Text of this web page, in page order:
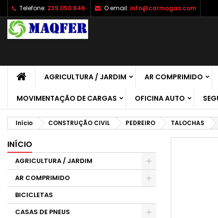
Telefone: 239 050 846 O email: info@carmogas.com
AGRICULTURA / JARDIM AR COMPRIMIDO
MOVIMENTAÇÃO DE CARGAS OFICINA AUTO
Início CONSTRUÇÃO CIVIL PEDREIRO TALOCHAS
INÍCIO
AGRICULTURA / JARDIM
AR COMPRIMIDO
BICICLETAS
CASAS DE PNEUS